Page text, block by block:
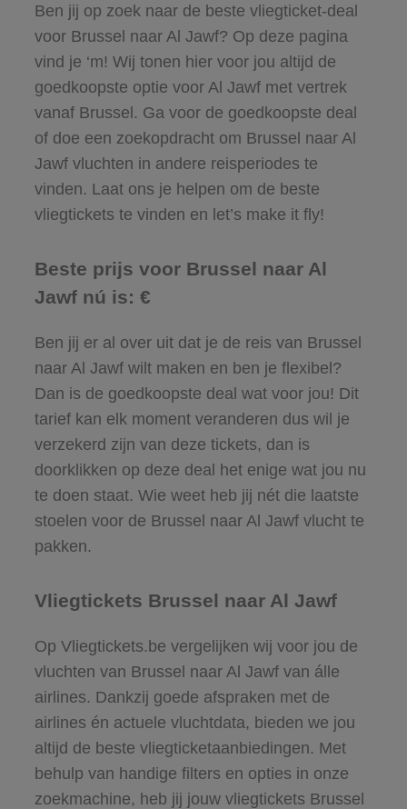
Ben jij op zoek naar de beste vliegticket-deal
voor Brussel naar Al Jawf? Op deze pagina
vind je ‘m! Wij tonen hier voor jou altijd de
goedkoopste optie voor Al Jawf met vertrek
vanaf Brussel. Ga voor de goedkoopste deal
of doe een zoekopdracht om Brussel naar Al
Jawf vluchten in andere reisperiodes te
vinden. Laat ons je helpen om de beste
vliegtickets te vinden en let’s make it fly!
Beste prijs voor Brussel naar Al
Jawf nú is: €
Ben jij er al over uit dat je de reis van Brussel
naar Al Jawf wilt maken en ben je flexibel?
Dan is de goedkoopste deal wat voor jou! Dit
tarief kan elk moment veranderen dus wil je
verzekerd zijn van deze tickets, dan is
doorklikken op deze deal het enige wat jou nu
te doen staat. Wie weet heb jij nét die laatste
stoelen voor de Brussel naar Al Jawf vlucht te
pakken.
Vliegtickets Brussel naar Al Jawf
Op Vliegtickets.be vergelijken wij voor jou de
vluchten van Brussel naar Al Jawf van álle
airlines. Dankzij goede afspraken met de
airlines én actuele vluchtdata, bieden we jou
altijd de beste vliegticketaanbiedingen. Met
behulp van handige filters en opties in onze
zoekmachine, heb jij jouw vliegtickets Brussel